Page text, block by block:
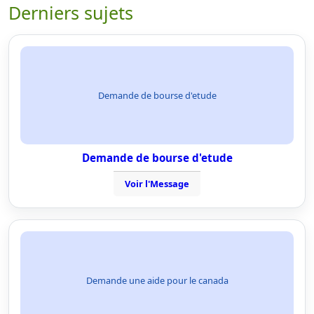
Derniers sujets
Demande de bourse d'etude
Demande de bourse d'etude
Voir l'Message
Demande une aide pour le canada